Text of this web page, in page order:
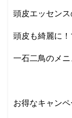
頭皮エッセンス
頭皮も綺麗に！
一石二鳥のメ
お得なキャン